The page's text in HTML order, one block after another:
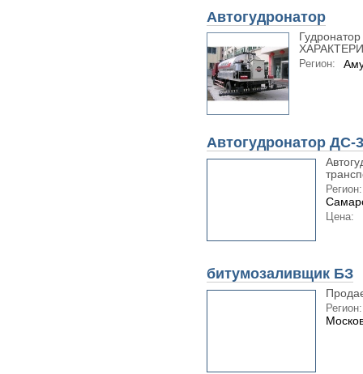
Автогудронатор
Регион:
Автогудронатор ДС-
Регион:
Цена:
битумозаливщик БЗ
Регион: